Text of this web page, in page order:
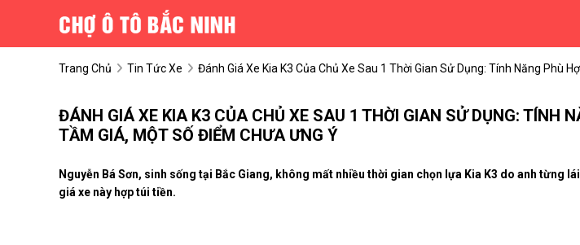
Trang Chủ Tin Tức Xe Đánh Giá Xe Kia K3 Của Chủ Xe Sau 1 Thời Gian Sử Dụng: Tính Năng Phù
ĐÁNH GIÁ XE KIA K3 CỦA CHỦ XE SAU 1 THỜI GIAN SỬ DỤNG: TÍNH
TẦM GIÁ, MỘT SỐ ĐIỂM CHƯA ƯNG Ý
Nguyễn Bá Sơn, sinh sống tại Bắc Giang, không mất nhiều thời gian chọn lựa Kia K3 do anh từng
giá xe này hợp túi tiền.